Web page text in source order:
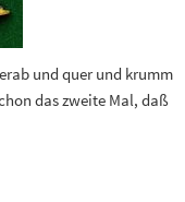
und quer und krumm
das zweite Mal, daß